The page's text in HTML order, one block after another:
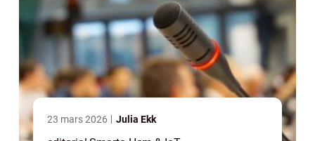
23 mars 2026 Julia Ekk